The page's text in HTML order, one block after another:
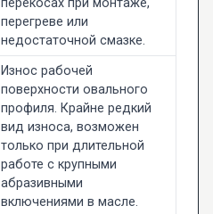
перегреве или
недостаточной смазке.
Износ рабочей
поверхности овального
профиля. Крайне редкий
вид износа, возможен
только при длительной
работе с крупными
абразивными
включениями в масле.